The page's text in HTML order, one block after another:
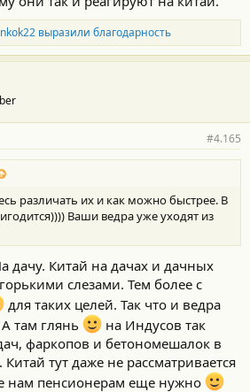
выразили благодарность
#4.165
различать их и как можно быстрее. В
Ваши ведра уже уходят из
дачу. Китай на дачах и дачных
слезами. Тем более с
для таких целей. Так что и ведра
там глянь
на Индусов так
фаркопов и бетономешалок в
тут даже не рассматривается
нам пенсионерам еще нужно